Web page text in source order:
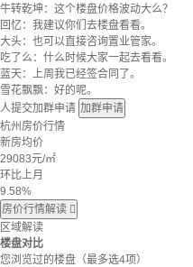
牛转乾坤：这个楼盘价格波动大么？
回忆：我建议你们去楼盘看看。
大头：也可以直接咨询置业管家。
吃了么：什么时候大家一起去看看。
蓝天：上周我已经签合同了。
雪花飘飘：好的呢。
人提交加群申请 加群申请
杭州房价行情
新房均价
29083元/㎡
环比上月
9.58%
房价行情解读 
区域解读
楼盘对比
您浏览过的楼盘 （最多选4项）